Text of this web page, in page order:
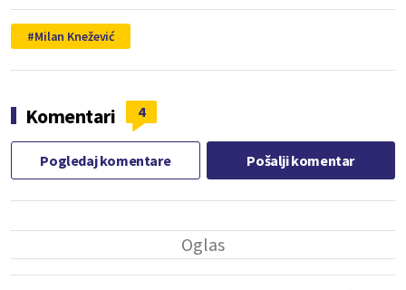
Milan Knežević
Komentari 4
Pogledaj komentare Pošalji komentar